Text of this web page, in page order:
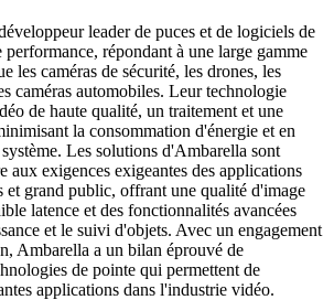
leader de puces et de logiciels de
répondant à une large gamme
les caméras de sécurité, les drones, les
caméras automobiles. Leur technologie
de haute qualité, un traitement et une
la consommation d'énergie et en
Les solutions d'Ambarella sont
aux exigences exigeantes des applications
et grand public, offrant une qualité d'image
latence et des fonctionnalités avancées
et le suivi d'objets. Avec un engagement
Ambarella a un bilan éprouvé de
de pointe qui permettent de
applications dans l'industrie vidéo.